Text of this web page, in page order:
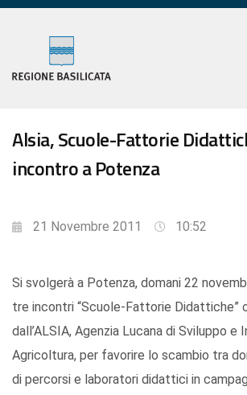
Alsia, Scuole-Fattorie
incontro a Potenza
21 Novembre 2011 10:52
Si svolgerà a Potenza, domani 22
tre incontri “Scuole-Fattorie Didattiche”
dall’ALSIA, Agenzia Lucana di Sviluppo e
Agricoltura, per favorire lo scambio tra
di percorsi e laboratori didattici in